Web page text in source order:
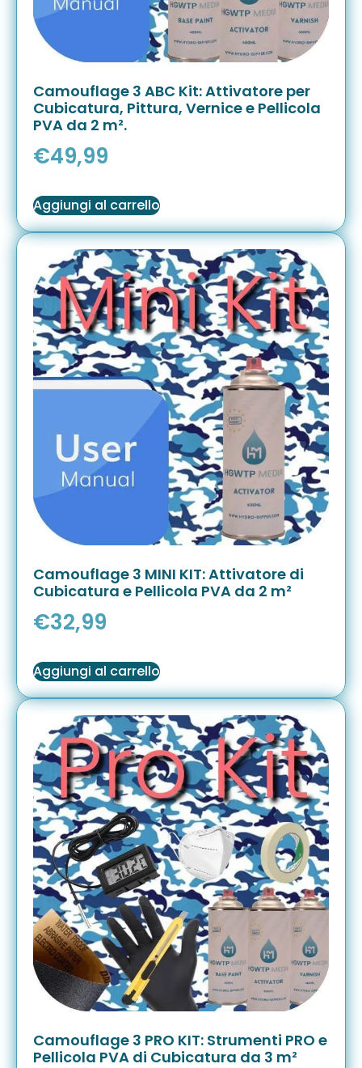
Camouflage 3 ABC Kit: Attivatore per
Cubicatura, Pittura, Vernice e Pellicola
PVA da 2 m².
€49,99
Aggiungi al carrello
Camouflage 3 MINI KIT: Attivatore di
Cubicatura e Pellicola PVA da 2 m²
€32,99
Aggiungi al carrello
Camouflage 3 PRO KIT: Strumenti PRO e
Pellicola PVA di Cubicatura da 3 m²